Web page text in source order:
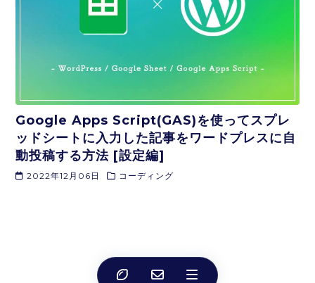
Google Apps Script(GAS)を使ってスプレ
ッドシートに入力した記事をワードプレスに自
動投稿する方法 [設定編]
2022年12月06日 コーディング
1